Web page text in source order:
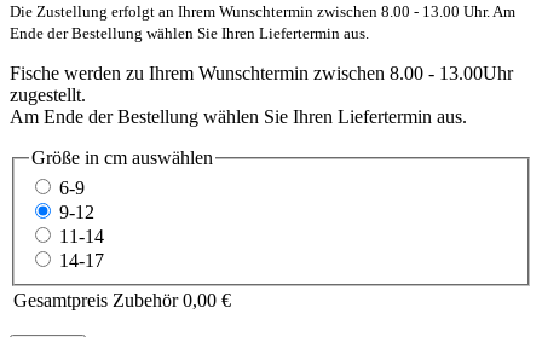
Die Zustellung erfolgt an Ihrem Wunschtermin zwischen 8.00 - 13.00 Uhr. Am
Ende der Bestellung wählen Sie Ihren Liefertermin aus.
Fische werden zu Ihrem Wunschtermin zwischen 8.00 - 13.00Uhr
zugestellt.
Am Ende der Bestellung wählen Sie Ihren Liefertermin aus.
Größe in cm auswählen
6-9
9-12
11-14
14-17
Gesamtpreis Zubehör 0,00 €